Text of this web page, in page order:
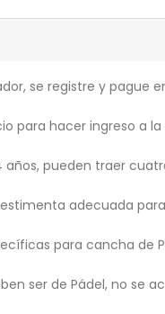
se registre y pague
para hacer ingreso a
años, pueden traer
adecuada para
para cancha
ser de Pádel, no se